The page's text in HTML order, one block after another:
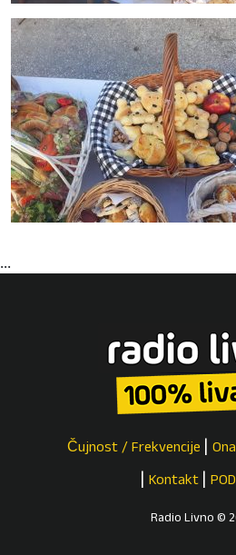
...
Čujnost / Frekvencije
Kontakt
Radio Livno ©